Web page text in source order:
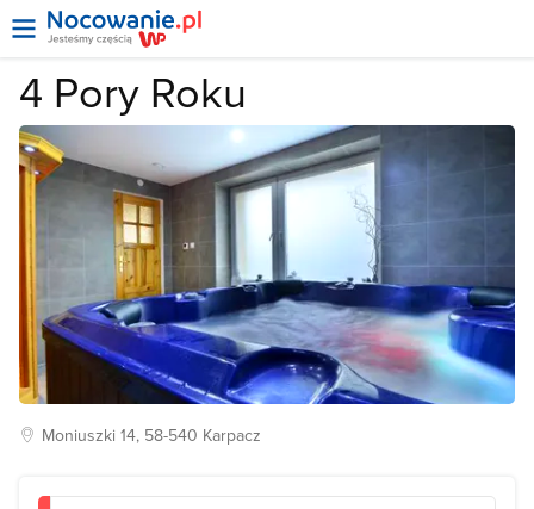
4 Pory Roku
Moniuszki 14, 58-540 Karpacz